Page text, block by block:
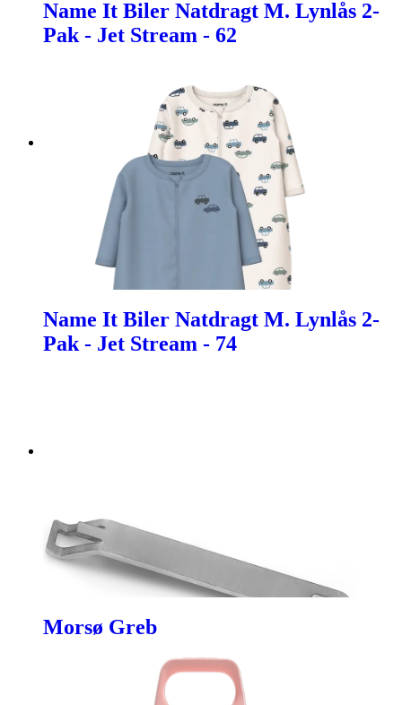
Name It Biler Natdragt M. Lynlås 2-
Pak - Jet Stream - 62
Name It Biler Natdragt M. Lynlås 2-
Pak - Jet Stream - 74
Morsø Greb